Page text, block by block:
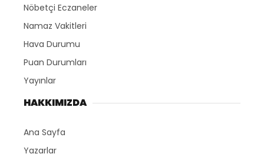
Nöbetçi Eczaneler
Namaz Vakitleri
Hava Durumu
Puan Durumları
Yayınlar
HAKKIMIZDA
Ana Sayfa
Yazarlar